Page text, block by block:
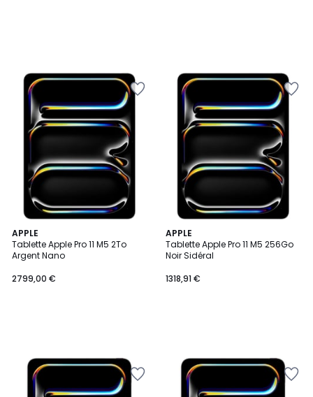
APPLE
Tablette Apple Pro 11 M5 2To
Argent Nano
2799,00 €
APPLE
Tablette Apple Pro 11 M5 256Go
Noir Sidéral
1318,91 €